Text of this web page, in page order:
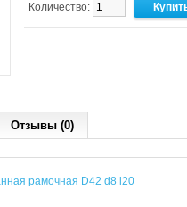
Количество:
Отзывы (0)
рамочная D42 d8 l20